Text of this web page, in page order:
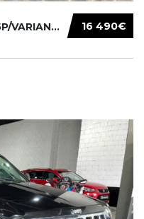
16 490€
VOLKSWAGEN GOLF VII(AU)3/5P/VARIANT(12-16 20...